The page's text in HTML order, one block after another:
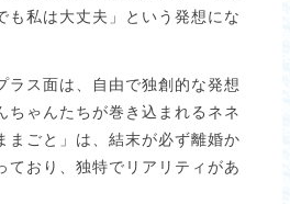
も私は大丈夫」という発想にな
ラス面は、自由で独創的な発想
ちゃんたちが巻き込まれるネネ
まごと」は、結末が必ず離婚か
ており、独特でリアリティがあ